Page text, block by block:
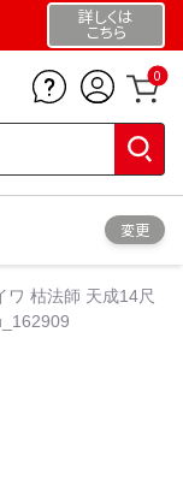
詳しくは
こちら
0
変更
ワ 枯法師 天成14尺